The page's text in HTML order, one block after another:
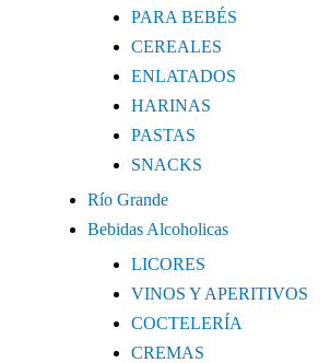
PARA BEBÉS
CEREALES
ENLATADOS
HARINAS
PASTAS
SNACKS
Río Grande
Bebidas Alcoholicas
LICORES
VINOS Y APERITIVOS
COCTELERÍA
CREMAS